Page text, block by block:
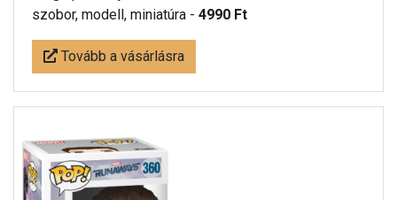
szobor, modell, miniatúra - 4990 Ft
Tovább a vásárlásra